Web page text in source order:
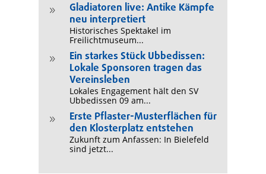
9
Gladiatoren live: Antike Kämpfe
neu interpretiert
Historisches Spektakel im
Freilichtmuseum...
9
Ein starkes Stück Ubbedissen:
Lokale Sponsoren tragen das
Vereinsleben
Lokales Engagement hält den SV
Ubbedissen 09 am...
9
Erste Pflaster-Musterflächen für
den Klosterplatz entstehen
Zukunft zum Anfassen: In Bielefeld
sind jetzt...